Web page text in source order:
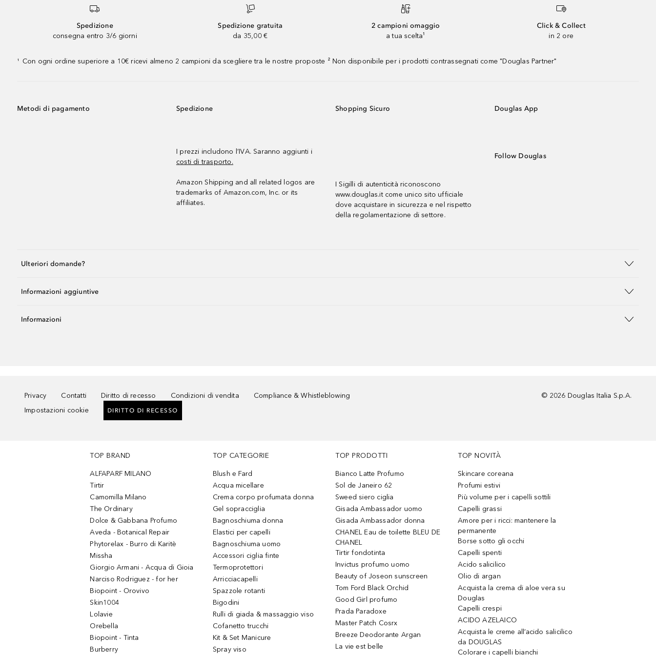
Spedizione
consegna entro 3/6 giorni
Spedizione gratuita
da 35,00 €
2 campioni omaggio
a tua scelta¹
Click & Collect
in 2 ore
¹ Con ogni ordine superiore a 10€ ricevi almeno 2 campioni da scegliere tra le nostre proposte ² Non disponibile per i prodotti contrassegnati come "Douglas Partner"
Metodi di pagamento Spedizione
I prezzi includono l’IVA. Saranno aggiunti i
costi di trasporto.
Amazon Shipping and all related logos are
trademarks of Amazon.com, Inc. or its
affiliates.
Shopping Sicuro
I Sigilli di autenticità riconoscono
www.douglas.it come unico sito ufficiale
dove acquistare in sicurezza e nel rispetto
della regolamentazione di settore.
Douglas App
Follow Douglas
Ulteriori domande?
Informazioni aggiuntive
Informazioni
Privacy Contatti Diritto di recesso Condizioni di vendita
Compliance & Whistleblowing
Impostazioni cookie
DIRITTO DI RECESSO
© 2026 Douglas Italia S.p.A.
TOP BRAND
ALFAPARF MILANO
Tirtir
Camomilla Milano
The Ordinary
Dolce & Gabbana Profumo
Aveda - Botanical Repair
Phytorelax - Burro di Karitè
Missha
Giorgio Armani - Acqua di Gioia
Narciso Rodriguez - for her
Biopoint - Orovivo
Skin1004
Lolavie
Orebella
Biopoint - Tinta
Burberry
TOP CATEGORIE
Blush e Fard
Acqua micellare
Crema corpo profumata donna
Gel sopracciglia
Bagnoschiuma donna
Elastici per capelli
Bagnoschiuma uomo
Accessori ciglia finte
Termoprotettori
Arricciacapelli
Spazzole rotanti
Bigodini
Rulli di giada & massaggio viso
Cofanetto trucchi
Kit & Set Manicure
Spray viso
TOP PRODOTTI
Bianco Latte Profumo
Sol de Janeiro 62
Sweed siero ciglia
Gisada Ambassador uomo
Gisada Ambassador donna
CHANEL Eau de toilette BLEU DE
CHANEL
Tirtir fondotinta
Invictus profumo uomo
Beauty of Joseon sunscreen
Tom Ford Black Orchid
Good Girl profumo
Prada Paradoxe
Master Patch Cosrx
Breeze Deodorante Argan
La vie est belle
TOP NOVITÀ
Skincare coreana
Profumi estivi
Più volume per i capelli sottili
Capelli grassi
Amore per i ricci: mantenere la
permanente
Borse sotto gli occhi
Capelli spenti
Acido salicilico
Olio di argan
Acquista la crema di aloe vera su
Douglas
Capelli crespi
ACIDO AZELAICO
Acquista le creme all’acido salicilico
da DOUGLAS
Colorare i capelli bianchi